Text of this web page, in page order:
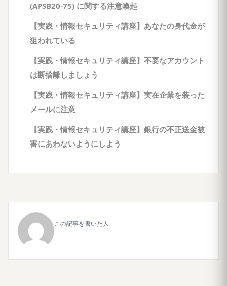
(APSB20-75) に関する注意喚起
【実践・情報セキュリティ講座】あなたの身代金が
狙われている
【実践・情報セキュリティ講座】不要なアカウント
は断捨離しましょう
【実践・情報セキュリティ講座】実在企業を装った
メールに注意
【実践・情報セキュリティ講座】銀行の不正送金被
害にあわないようにしよう
この記事を書いた人